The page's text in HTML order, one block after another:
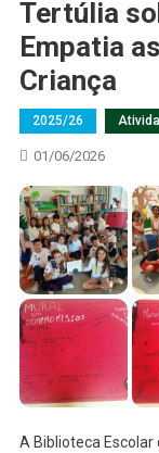
Tertúlia
Empatia
Criança
2025/26
01/06/2026
A Biblioteca Escolar